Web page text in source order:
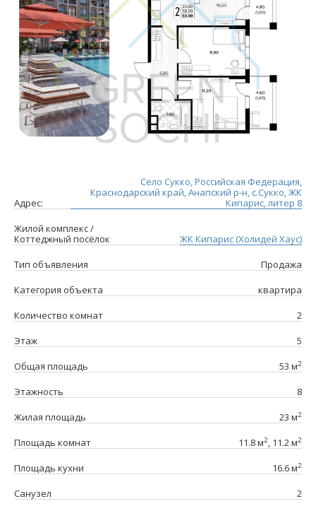
Адрес:
Село Сукко, Российская Федерация,
Краснодарский край, Анапский р-н, с.Сукко, ЖК
Кипарис, литер 8
Жилой комплекс /
Коттеджный посёлок
ЖК Кипарис (Холидей Хаус)
Тип объявления
Продажа
Категория объекта
квартира
Количество комнат
2
Этаж
5
Общая площадь
53 м2
Этажность
8
Жилая площадь
23 м2
Площадь комнат 11.8 м2, 11.2 м2
Площадь кухни 16.6 м2
Санузел
2